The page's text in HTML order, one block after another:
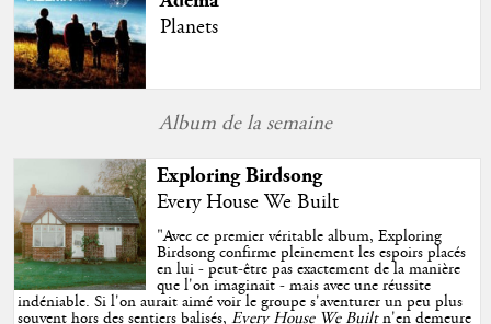
Planets
Album de la semaine
Exploring Birdsong
Every House We Built
"Avec ce premier véritable album, Exploring
Birdsong confirme pleinement les espoirs placés
en lui - peut-être pas exactement de la manière
que l'on imaginait - mais avec une réussite
indéniable. Si l'on aurait aimé voir le groupe s'aventurer un peu plus
souvent hors des sentiers balisés,Every House We Builtn'en demeure